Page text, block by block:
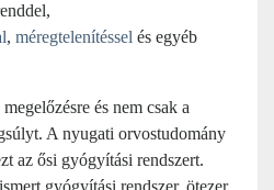
, méregtelenítéssel és egyéb
és nem csak a
A nyugati orvostudomány
az ősi gyógyítási rendszert.
gyógyítási rendszer, ötezer